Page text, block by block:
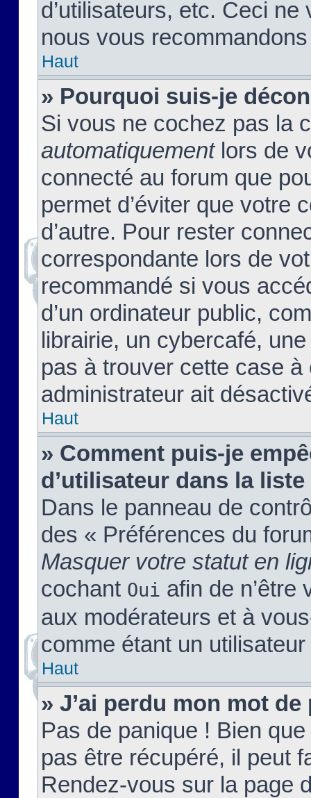
d’utilisateurs, etc. Ceci
nous vous
Haut
» Pourquoi suis-je
Si vous ne cochez pas la
automatiquementlors de
connecté au forum que
permet d’éviter que votre
d’autre. Pour rester
correspondante lors de
recommandé si vous
d’un ordinateur public,
librairie, un cybercafé,
pas à trouver cette case à
administrateur ait
Haut
» Comment puis-je
d’utilisateur dans la
Dans le panneau de
des « Préférences du
Masquer votre statut en
cochant Oui afin de n’être
aux modérateurs et à
comme étant un
Haut
» J’ai perdu mon mot de
Pas de panique ! Bien
pas être récupéré, il peut
Rendez-vous sur la page